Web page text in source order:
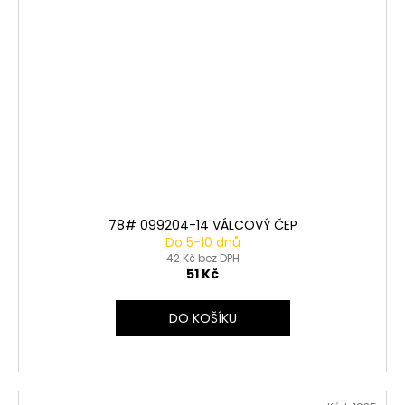
78# 099204-14 VÁLCOVÝ ČEP
Do 5-10 dnů
42 Kč bez DPH
51 Kč
DO KOŠÍKU